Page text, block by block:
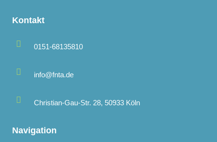
Kontakt
0151-68135810
info@fnta.de
Christian-Gau-Str. 28, 50933 Köln
Navigation